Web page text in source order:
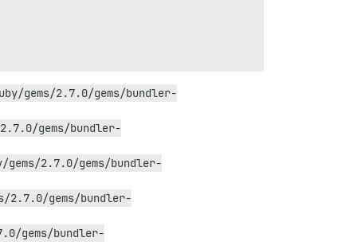
gems/2.7.0/gems/bundler-
gems/bundler-
2.7.0/gems/bundler-
gems/bundler-
gems/bundler-